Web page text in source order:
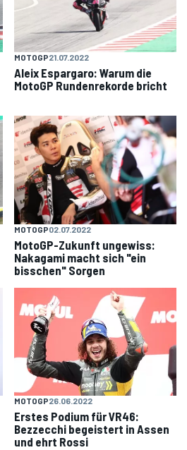
MOTOGP21.07.2022
Aleix Espargaro: Warum die
MotoGP Rundenrekorde bricht
MOTOGP02.07.2022
MotoGP-Zukunft ungewiss:
Nakagami macht sich "ein
bisschen" Sorgen
MOTOGP26.06.2022
Erstes Podium für VR46:
Bezzecchi begeistert in Assen
und ehrt Rossi